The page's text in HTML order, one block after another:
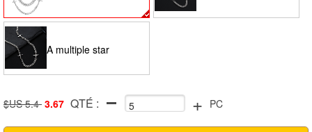
set
A multiple star
necklace 50 5CM
$US 5.4 3.67 QTÉ : + PC